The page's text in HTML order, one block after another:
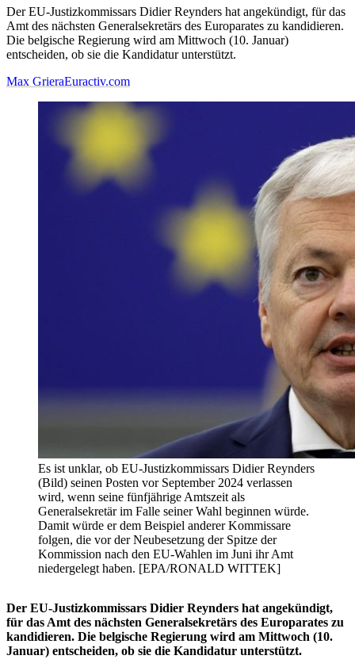
Der EU-Justizkommissars Didier Reynders hat angekündigt, für das
Amt des nächsten Generalsekretärs des Europarates zu kandidieren.
Die belgische Regierung wird am Mittwoch (10. Januar)
entscheiden, ob sie die Kandidatur unterstützt.
Max GrieraEuractiv.com
Es ist unklar, ob EU-Justizkommissars Didier Reynders
(Bild) seinen Posten vor September 2024 verlassen
wird, wenn seine fünfjährige Amtszeit als
Generalsekretär im Falle seiner Wahl beginnen würde.
Damit würde er dem Beispiel anderer Kommissare
folgen, die vor der Neubesetzung der Spitze der
Kommission nach den EU-Wahlen im Juni ihr Amt
niedergelegt haben. [EPA/RONALD WITTEK]
Der EU-Justizkommissars Didier Reynders hat angekündigt,
für das Amt des nächsten Generalsekretärs des Europarates zu
kandidieren. Die belgische Regierung wird am Mittwoch (10.
Januar) entscheiden, ob sie die Kandidatur unterstützt.